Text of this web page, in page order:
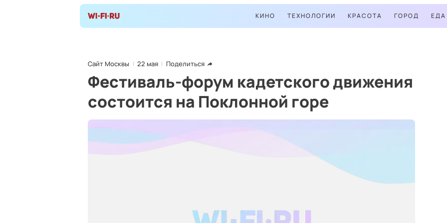
КИНО ТЕХНОЛОГИИ КРАСОТА ГОРОД ЕДА
Сайт Москвы 22 мая Поделиться
Фестиваль-форум кадетского движения
состоится на Поклонной горе